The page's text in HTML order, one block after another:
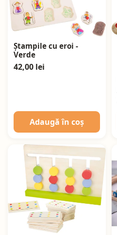
Ștampile cu eroi -
Verde
42,00 lei
Adaugă în coș